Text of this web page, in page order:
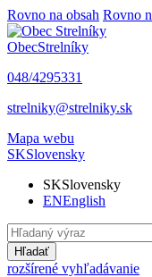
Rovno na obsah Rovno
ObecStrelníky
048/4295331
strelniky@strelniky.sk
Mapa webu
SKSlovensky
SKSlovensky
ENEnglish
Hľadať
rozšírené vyhľadávanie